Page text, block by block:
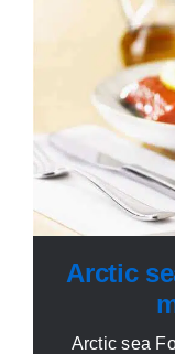
Arctic
Arctic sea